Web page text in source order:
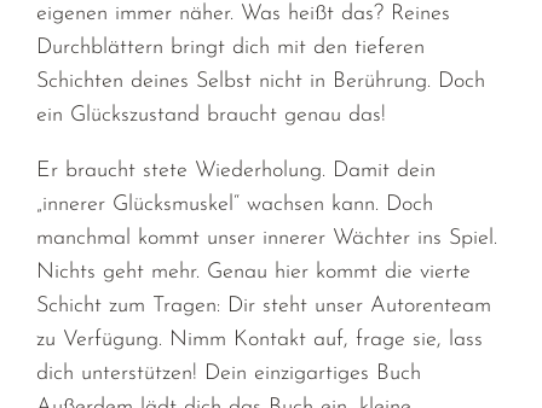
eigenen immer näher. Was heißt das? Reines
Durchblättern bringt dich mit den tieferen
Schichten deines Selbst nicht in Berührung. Doch
ein Glückszustand braucht genau das!
Er braucht stete Wiederholung. Damit dein
„innerer Glücksmuskel“ wachsen kann. Doch
manchmal kommt unser innerer Wächter ins Spiel.
Nichts geht mehr. Genau hier kommt die vierte
Schicht zum Tragen: Dir steht unser Autorenteam
zu Verfügung. Nimm Kontakt auf, frage sie, lass
dich unterstützen! Dein einzigartiges Buch